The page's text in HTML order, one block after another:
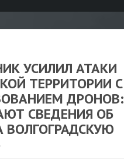
УСИЛИЛ АТАКИ
ТЕРРИТОРИИ С
ДРОНОВ:
СВЕДЕНИЯ ОБ
ВОЛГОГРАДСКУЮ